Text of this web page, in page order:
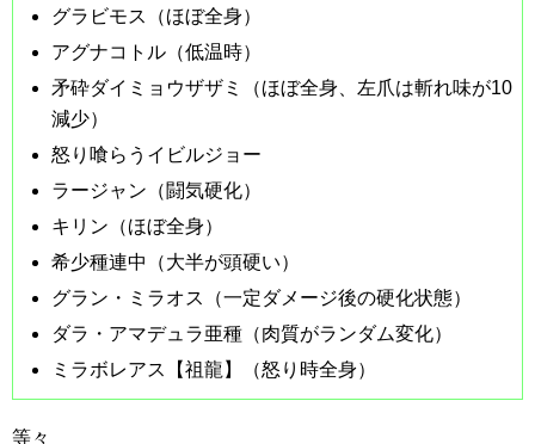
グラビモス（ほぼ全身）
アグナコトル（低温時）
矛砕ダイミョウザザミ（ほぼ全身、左爪は斬れ味が10
減少）
怒り喰らうイビルジョー
ラージャン（闘気硬化）
キリン（ほぼ全身）
希少種連中（大半が頭硬い）
グラン・ミラオス（一定ダメージ後の硬化状態）
ダラ・アマデュラ亜種（肉質がランダム変化）
ミラボレアス【祖龍】（怒り時全身）
等々